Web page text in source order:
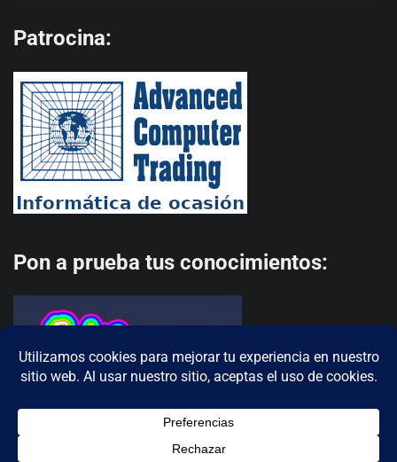
Patrocina:
Pon a prueba tus conocimientos: